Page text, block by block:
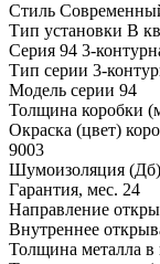
Стиль
Тип установки В
Серия 94 3-
Тип серии 3-
Модель серии 94
Толщина коробки
Окраска (цвет)
9003
Шумоизоляция (Дб)
Гарантия, мес. 24
Направление
Внутреннее
Толщина металла в